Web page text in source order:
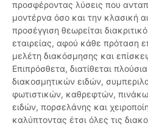
προσφέροντας λύσεις που
μοντέρνα όσο και την κλασική
προσέγγιση θεωρείται
εταιρείας, αφού κάθε πρόταση
μελέτη διακόσμησης και
Επιπρόσθετα, διατίθεται
διακοσμητικών ειδών,
φωτιστικών, καθρεφτών,
ειδών, πορσελάνης και
καλύπτοντας έτσι όλες τις